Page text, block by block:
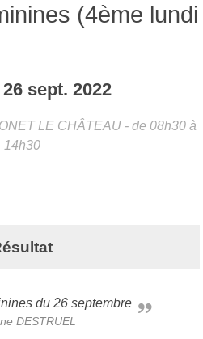
(4ème lundi
26 sept. 2022
ONET LE CHÂTEAU - de 08h30 à
14h30
du 26 septembre
DESTRUEL